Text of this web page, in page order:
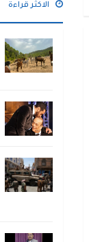
الاكثر قراءة